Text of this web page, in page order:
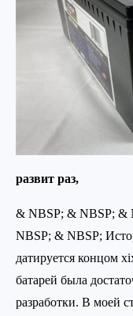
развит раз,
& NBSP; & NBSP; &
NBSP; & NBSP;
датируется концом
батарей была
разработки. В моей